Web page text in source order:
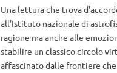
Una lettura che trova
all’Istituto nazionale di
ragione ma anche alle
stabilire un classico circolo
affascinato dalle frontiere che